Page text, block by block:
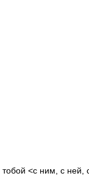
<с ним, с ней,